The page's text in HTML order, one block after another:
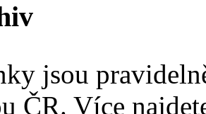
jsou
ČR. Více